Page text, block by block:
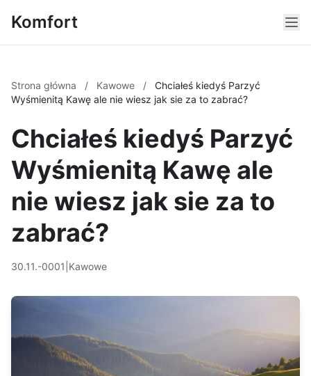
Komfort
Strona główna / Kawowe /
Chciałeś kiedyś Parzyć
Wyśmienitą Kawę ale nie wiesz jak sie za to zabrać?
Chciałeś kiedyś Parzyć
Wyśmienitą Kawę ale
nie wiesz jak sie za to
zabrać?
30.11.-0001 Kawowe